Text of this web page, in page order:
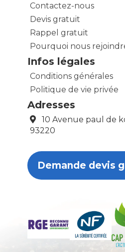
Contactez-nous
Devis gratuit
Rappel gratuit
Pourquoi nous
Infos légales
Conditions générales
Politique de vie privée
Adresses
10 Avenue paul de
93220
Demande devis